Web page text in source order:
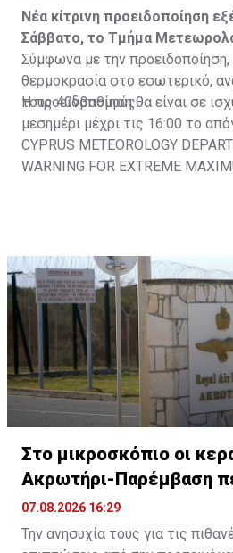
Νέα κίτρινη προειδοποίηση
Σάββατο, το Τμήμα
Σύμφωνα με την προειδοποίηση,
θερμοκρασία στο εσωτερικό,
τους 40νβαθμούς.
Η προειδοποίηση θα είναι σε
μεσημέρι μέχρι τις 16:00 το
CYPRUS METEOROLOGY
WARNING FOR EXTREME
— CYMET (@CyMeteorology)
Στο μικροσκόπιο οι
Ακρωτήρι-Παρέμβαση
οργανώσεων
07.08.2026 16:29
Την ανησυχία τους για τις